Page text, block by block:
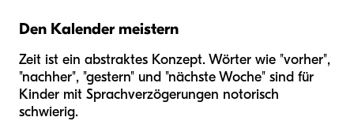
Den Kalender meistern
Zeit ist ein abstraktes Konzept. Wörter wie "vorher",
"nachher", "gestern" und "nächste Woche" sind für
Kinder mit Sprachverzögerungen notorisch
schwierig.